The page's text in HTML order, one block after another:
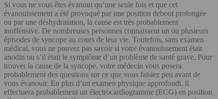
Si vous ne vous êtes évanoui qu’une seule fois et que cet
évanouissement a été provoqué par une position debout prolongée
ou par une déshydratation, la cause est très probablement
inoffensive. De nombreuses personnes connaissent un ou plusieurs
épisodes de syncope au cours de leur vie. Toutefois, sans examen
médical, vous ne pouvez pas savoir si votre évanouissement était
anodin ou s’il était le symptôme d’un problème de santé grave. Pour
trouver la cause de la syncope, votre médecin vous posera
probablement des questions sur ce que vous faisiez peu avant de
vous évanouir. En plus d’un examen physique approfondi, il
effectuera probablement un électrocardiogramme (ECG) en position